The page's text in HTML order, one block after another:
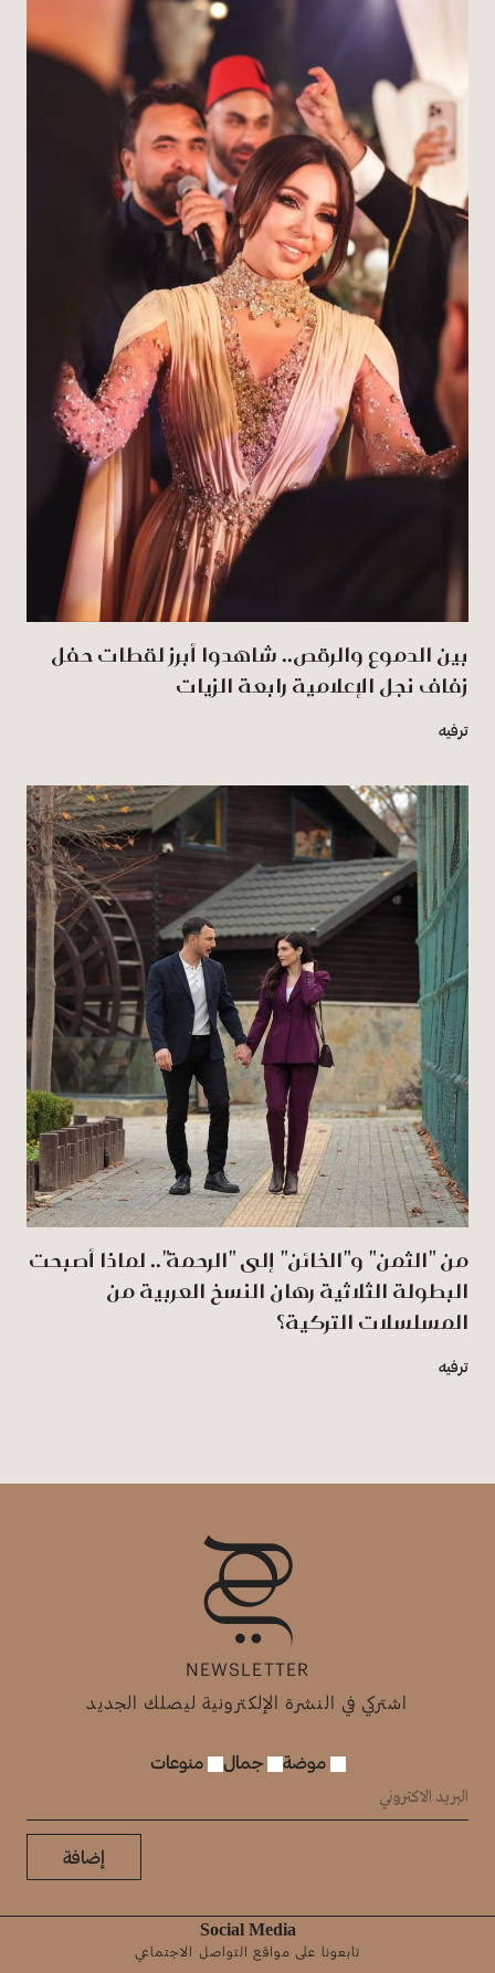
بين الدموع والرقص.. شاهدوا أبرز لقطات حفل
زفاف نجل الإعلامية رابعة الزيات
ترفيه
من "الثمن" و"الخائن" إلى "الرحمة".. لماذا أصبحت
البطولة الثلاثية رهان النسخ العربية من
المسلسلات التركية؟
ترفيه
NEWSLETTER
اشتركي في النشرة الإلكترونية ليصلك الجديد
موضة جمال منوعات
إضافة
Social Media
تابعونا على مواقع التواصل الاجتماعي